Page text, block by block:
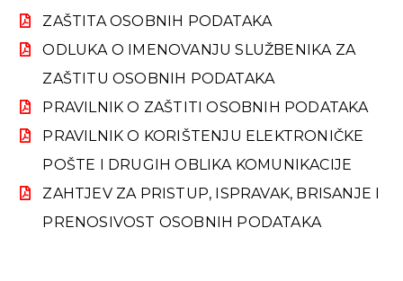
ZAŠTITA OSOBNIH PODATAKA
ODLUKA O IMENOVANJU SLUŽBENIKA ZA
ZAŠTITU OSOBNIH PODATAKA
PRAVILNIK O ZAŠTITI OSOBNIH PODATAKA
PRAVILNIK O KORIŠTENJU ELEKTRONIČKE
POŠTE I DRUGIH OBLIKA KOMUNIKACIJE
ZAHTJEV ZA PRISTUP, ISPRAVAK, BRISANJE I
PRENOSIVOST OSOBNIH PODATAKA